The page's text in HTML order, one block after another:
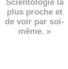
Scientologie la
plus proche et
de voir par soi-
même. »